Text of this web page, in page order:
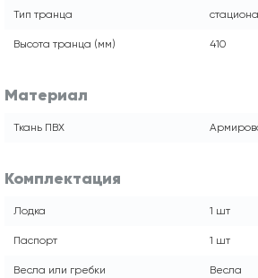
Тип транца
Высота транца (мм) 410
Материал
Ткань ПВХ
Комплектация
Лодка 1 шт
Паспорт 1 шт
Весла или гребки Весла